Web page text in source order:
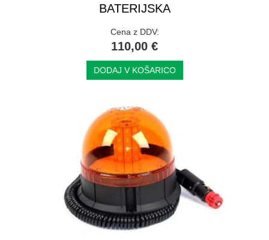
BATERIJSKA
Cena z DDV:
110,00 €
DODAJ V KOŠARICO